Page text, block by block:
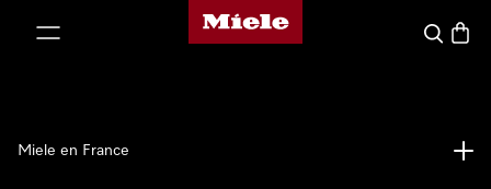
Page d'accueil Miele
Search
Miele en France